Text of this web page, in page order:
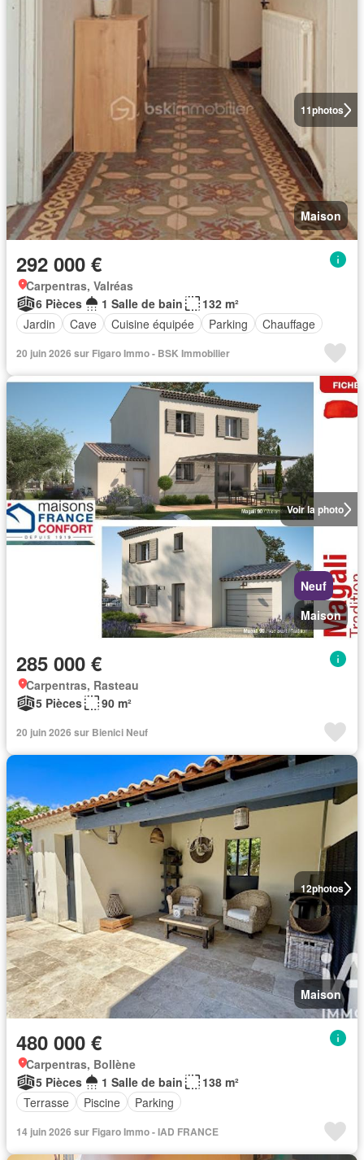
11photos
Maison
292 000 €
Carpentras, Valréas
6 Pièces
1 Salle de bain
132 m²
Jardin
Cave Cuisine équipée Parking Chauffage
20 juin 2026 sur Figaro Immo - BSK Immobilier
Voir la photo
Neuf
Maison
285 000 €
Carpentras, Rasteau
5 Pièces
90 m²
20 juin 2026 sur Bienici Neuf
12photos
Maison
480 000 €
Carpentras, Bollène
5 Pièces
1 Salle de bain
138 m²
Terrasse
Piscine Parking
14 juin 2026 sur Figaro Immo - IAD FRANCE